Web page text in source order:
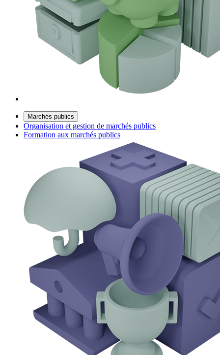
Marchés publics
Organisation et gestion de marchés publics
Formation aux marchés publics